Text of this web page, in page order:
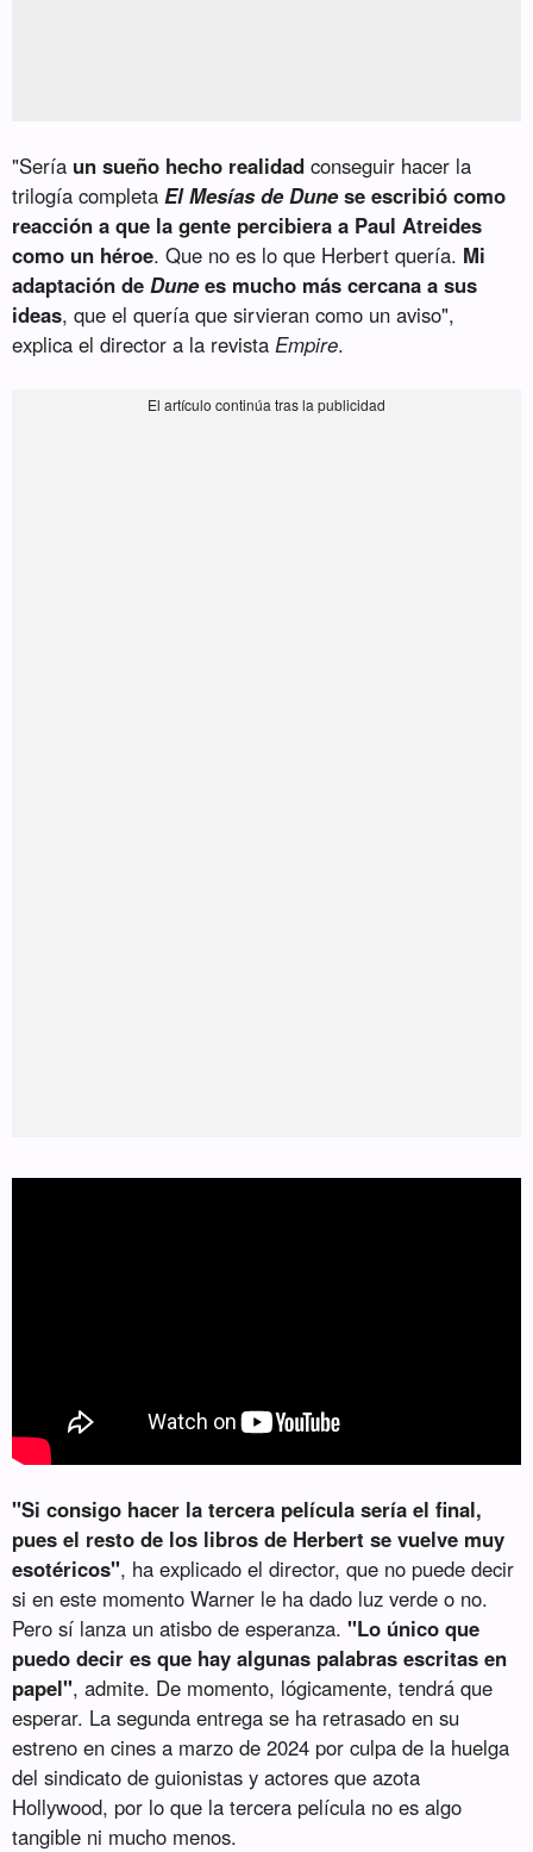
"Sería un sueño hecho realidad conseguir hacer la
trilogía completaEl Mesías de Dunese escribió como
reacción a que la gente percibiera a Paul Atreides
como un héroe. Que no es lo que Herbert quería. Mi
adaptación deDunees mucho más cercana a sus
ideas, que el quería que sirvieran como un aviso",
explica el director a la revistaEmpire.
"Si consigo hacer la tercera película sería el final,
pues el resto de los libros de Herbert se vuelve muy
esotéricos", ha explicado el director, que no puede decir
si en este momento Warner le ha dado luz verde o no.
Pero sí lanza un atisbo de esperanza."Lo único que
puedo decir es que hay algunas palabras escritas en
papel", admite. De momento, lógicamente, tendrá que
esperar. La segunda entrega se ha retrasado en su
estreno en cines a marzo de 2024 por culpa de la huelga
del sindicato de guionistas y actores que azota
Hollywood, por lo que la tercera película no es algo
tangible ni mucho menos.